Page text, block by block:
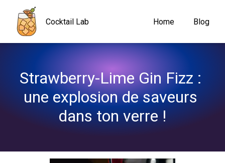
Cocktail Lab Home Blog
Strawberry-Lime Gin Fizz :
une explosion de saveurs
dans ton verre !
Navigated to Strawberry-Lime Gin Fizz : une explosion de